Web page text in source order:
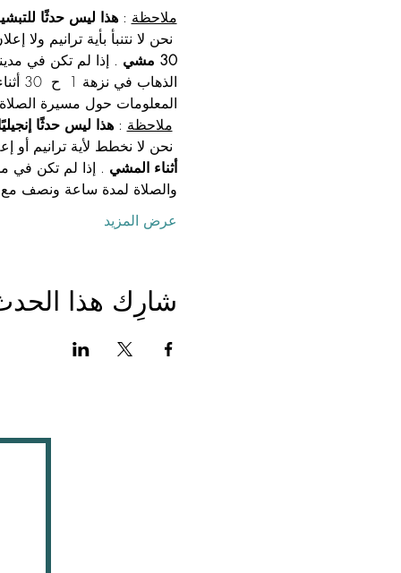
ملاحظة : هذا ليس حدثًا
30 مشي
. إذا لم تكن في
الذهاب في نزهة 1  ح  30 أثناء الصلاة مع
المعلومات حول مسيرة
ملاحظة : هذا ليس حدثًا
أثناء المشي . إذا لم تكن في
والصلاة لمدة ساعة ونصف
عرض المزيد
شارِك هذا